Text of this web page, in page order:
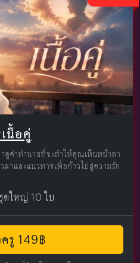
นื้อคู่
ดูคำทำนายที่จะทำให้คุณเห็นหน้าตา
าและแนวทางเพื่อก้าวไปสู่ความรัก
ดใหญ่ 10 ใบ
รู 149฿